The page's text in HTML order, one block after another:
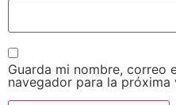
Guarda mi nombre, correo
navegador para la próxima